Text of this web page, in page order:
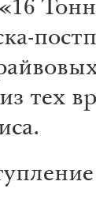
тех